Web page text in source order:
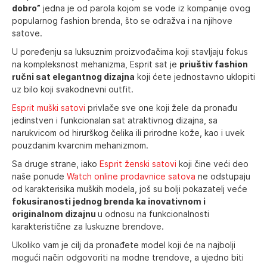
dobro” jedna je od parola kojom se vode iz kompanije ovog
popularnog fashion brenda, što se odražva i na njihove
satove.
U poređenju sa luksuznim proizvođačima koji stavljaju fokus
na kompleksnost mehanizma, Esprit sat je priuštiv fashion
ručni sat elegantnog dizajna koji ćete jednostavno uklopiti
uz bilo koji svakodnevni outfit.
Esprit muški satovi privlače sve one koji žele da pronađu
jedinstven i funkcionalan sat atraktivnog dizajna, sa
narukvicom od hirurškog čelika ili prirodne kože, kao i uvek
pouzdanim kvarcnim mehanizmom.
Sa druge strane, iako Esprit ženski satovi koji čine veći deo
naše ponude Watch online prodavnice satova ne odstupaju
od karakterisika muških modela, još su bolji pokazatelj veće
fokusiranosti jednog brenda ka inovativnom i
originalnom dizajnu u odnosu na funkcionalnosti
karakteristične za luskuzne brendove.
Ukoliko vam je cilj da pronađete model koji će na najbolji
mogući način odgovoriti na modne trendove, a ujedno biti